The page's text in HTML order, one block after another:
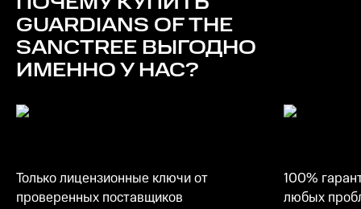
Место на диске
7 ГБ
GUARDIANS OF THE
SANCTREE ВЫГОДНО
ИМЕННО У НАС?
Только лицензионные ключи от
проверенных поставщиков
100%
любых